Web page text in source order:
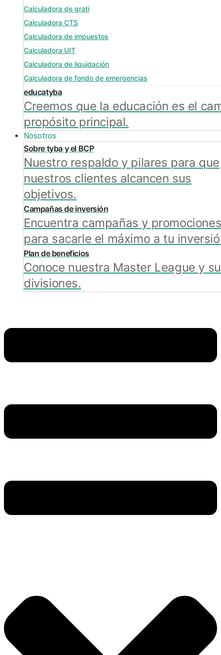
Calculadora de grati
Calculadora CTS
Calculadora de impuestos
Calculadora UIT
Calculadora de liquidación
Calculadora de fondo de emergencias
educatyba
Creemos que la educación es el
propósito principal.
Nosotros
Sobre tyba y el BCP
Nuestro respaldo y pilares para que
nuestros clientes alcancen sus
objetivos.
Campañas de inversión
Encuentra campañas y
para sacarle el máximo a tu
Plan de beneficios
Conoce nuestra Master League y
divisiones.